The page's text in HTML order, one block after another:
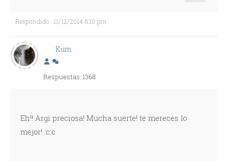
Respondido : 11/12/2014 8:10 pm
Kum
Respuestas: 1368
Eh!! Argi preciosa! Mucha suerte! te mereces lo
mejor! :c:c